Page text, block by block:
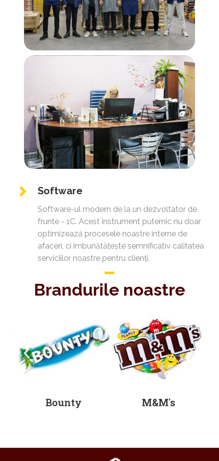
Software
Software-ul modern de la un dezvoltator de
frunte - 1C. Acest instrument puternic nu doar
optimizează procesele noastre interne de
afaceri, ci îmbunătățește semnificativ calitatea
serviciilor noastre pentru clienți.
Brandurile noastre
Bounty M&M's